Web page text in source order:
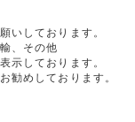
いしております。
輸、その他
示しております。
勧めしております。